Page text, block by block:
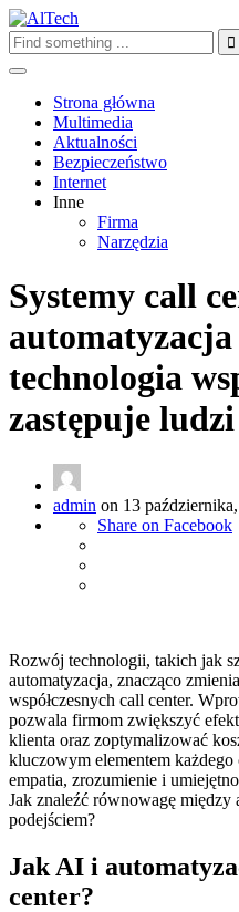
Strona główna
Multimedia
Aktualności
Bezpieczeństwo
Internet
Inne
Firma
Narzędzia
Systemy call
technologia
zastępuje ludzi
admin on 13
Share on Facebook
Rozwój technologii, takich jak
automatyzacja, znacząco
współczesnych call center.
pozwala firmom zwiększyć
klienta oraz zoptymalizować
kluczowym elementem
empatia, zrozumienie i
Jak znaleźć równowagę między
podejściem?
Jak AI i
center?